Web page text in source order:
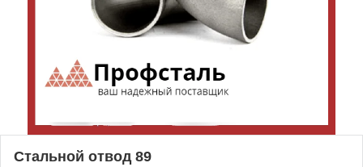
Стальной отвод 89